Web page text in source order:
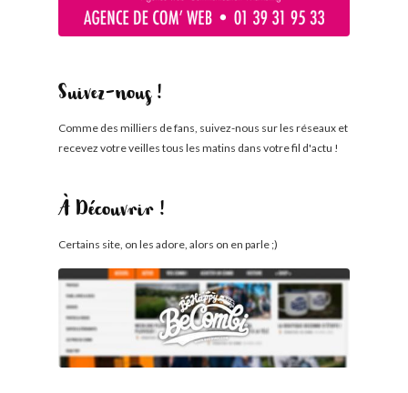
Suivez-nous !
Comme des milliers de fans, suivez-nous sur les réseaux et
recevez votre veilles tous les matins dans votre fil d'actu !
À Découvrir !
Certains site, on les adore, alors on en parle ;)